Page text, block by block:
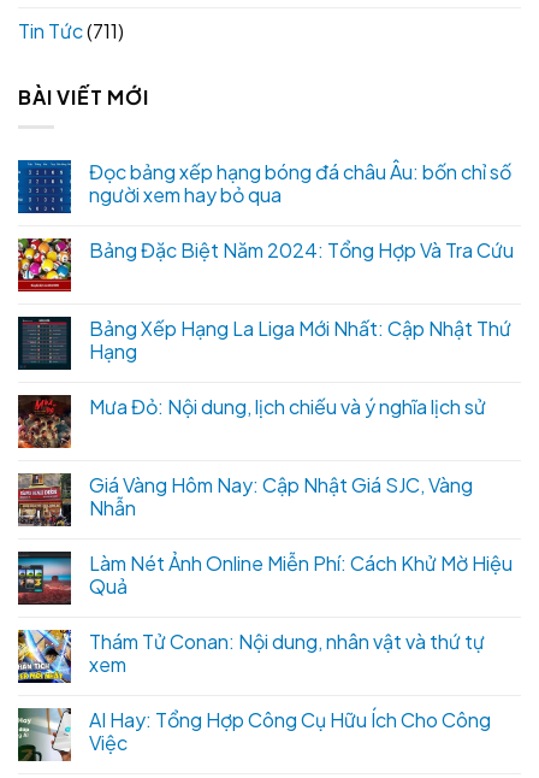
Tin Tức(711)
BÀI VIẾT MỚI
Đọc bảng xếp hạng bóng đá châu Âu: bốn chỉ số
người xem hay bỏ qua
Bảng Đặc Biệt Năm 2024: Tổng Hợp Và Tra Cứu
Bảng Xếp Hạng La Liga Mới Nhất: Cập Nhật Thứ
Hạng
Mưa Đỏ: Nội dung, lịch chiếu và ý nghĩa lịch sử
Giá Vàng Hôm Nay: Cập Nhật Giá SJC, Vàng
Nhẫn
Làm Nét Ảnh Online Miễn Phí: Cách Khử Mờ Hiệu
Quả
Thám Tử Conan: Nội dung, nhân vật và thứ tự
xem
AI Hay: Tổng Hợp Công Cụ Hữu Ích Cho Công
Việc